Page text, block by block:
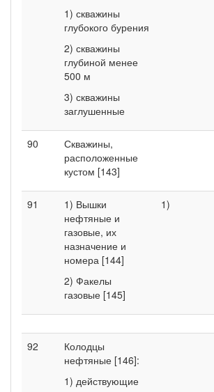
1) скважины
глубокого бурения
2) скважины
глубиной менее
500 м
3) скважины
заглушенные
90
Скважины,
расположенные
кустом [143]
91
1) Вышки
нефтяные и
газовые, их
назначение и
номера [144]
2) Факелы
газовые [145]
1)
92
Колодцы
нефтяные [146]:
1) действующие